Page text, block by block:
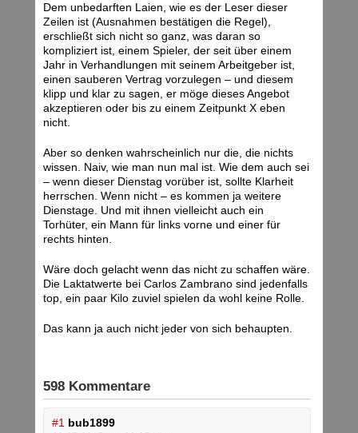
Dem unbedarften Laien, wie es der Leser dieser
Zeilen ist (Ausnahmen bestätigen die Regel),
erschließt sich nicht so ganz, was daran so
kompliziert ist, einem Spieler, der seit über einem
Jahr in Verhandlungen mit seinem Arbeitgeber ist,
einen sauberen Vertrag vorzulegen – und diesem
klipp und klar zu sagen, er möge dieses Angebot
akzeptieren oder bis zu einem Zeitpunkt X eben
nicht.
Aber so denken wahrscheinlich nur die, die nichts
wissen. Naiv, wie man nun mal ist. Wie dem auch sei
– wenn dieser Dienstag vorüber ist, sollte Klarheit
herrschen. Wenn nicht – es kommen ja weitere
Dienstage. Und mit ihnen vielleicht auch ein
Torhüter, ein Mann für links vorne und einer für
rechts hinten.
Wäre doch gelacht wenn das nicht zu schaffen wäre.
Die Laktatwerte bei Carlos Zambrano sind jedenfalls
top, ein paar Kilo zuviel spielen da wohl keine Rolle.
Das kann ja auch nicht jeder von sich behaupten.
598 Kommentare
#1 bub1899